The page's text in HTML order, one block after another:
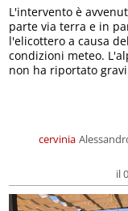
cervinia
il
L'intervento è
parte via terra e in
l'elicottero a causa
condizioni meteo.
non ha riportato